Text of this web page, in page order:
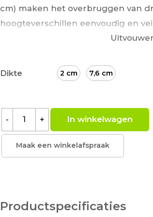
cm) maken het overbruggen van
hoogteverschillen eenvoudig en
scootmobielen, rollators en
montage. Geschikt voor binnen en
Dikte 2 cm 7,6 cm
- + In winkelwagen
Maak een winkelafspraak
Productspecificaties